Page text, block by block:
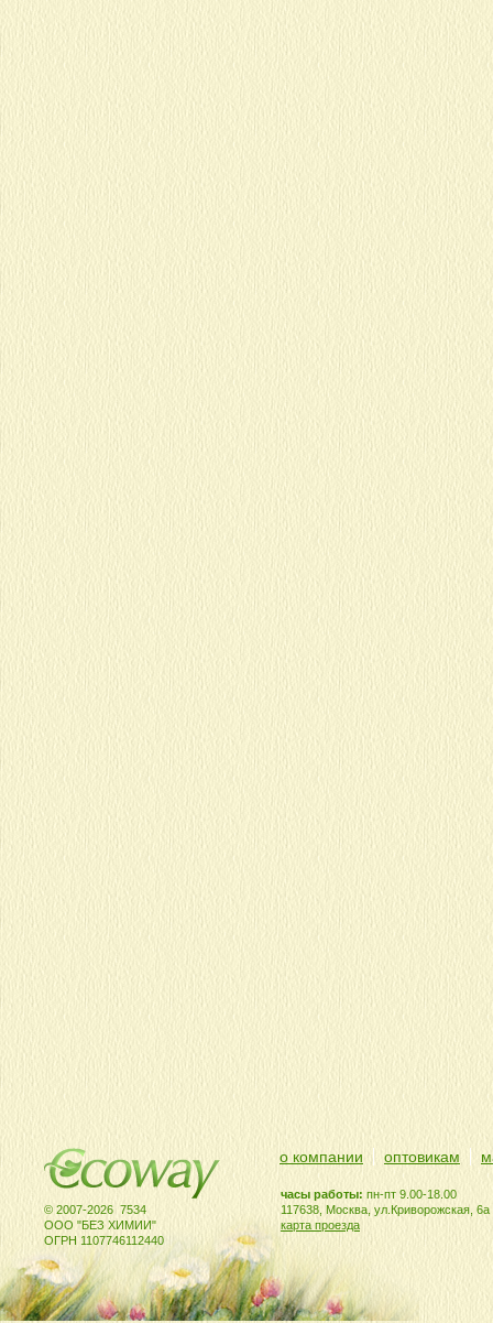
© 2007-2026 7534
ООО "БЕЗ ХИМИИ"
ОГРН 1107746112440
часы работы: пн-пт 9.00-18.00
117638, Москва, ул.Криворожская, 6а
карта проезда
о компании оптовикам